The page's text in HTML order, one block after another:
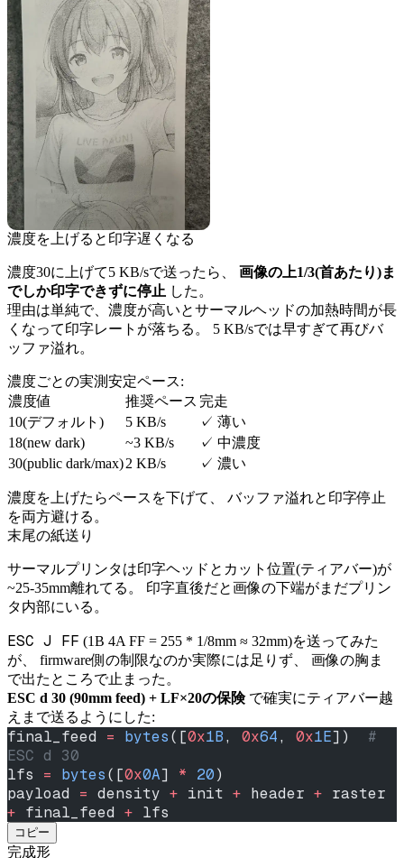
濃度を上げると印字遅くなる
濃度30に上げて5 KB/sで送ったら、 画像の上1/3(首あたり)ま
でしか印字できずに停止 した。
理由は単純で、濃度が高いとサーマルヘッドの加熱時間が長
くなって印字レートが落ちる。 5 KB/sでは早すぎて再びバ
ッファ溢れ。
濃度ごとの実測安定ペース:
濃度値
推奨ペース 完走
10(デフォルト)
5 KB/s
✓ 薄い
18(new dark)
~3 KB/s
✓ 中濃度
30(public dark/max)2 KB/s ✓ 濃い
濃度を上げたらペースを下げて、 バッファ溢れと印字停止
を両方避ける。
末尾の紙送り
サーマルプリンタは印字ヘッドとカット位置(ティアバー)が
~25-35mm離れてる。 印字直後だと画像の下端がまだプリン
タ内部にいる。
ESC J FF (1B 4A FF = 255 * 1/8mm ≈ 32mm)を送ってみた
が、 firmware側の制限なのか実際には足りず、 画像の胸ま
で出たところで止まった。
ESC d 30 (90mm feed) + LF×20の保険で確実にティアバー越
えまで送るようにした:
final_feed = bytes([0x1B, 0x64, 0x1E]) #
ESC d 30
lfs = bytes([0x0A] * 20)
payload = density + init + header +
+ final_feed + lfs
コピー
完成形